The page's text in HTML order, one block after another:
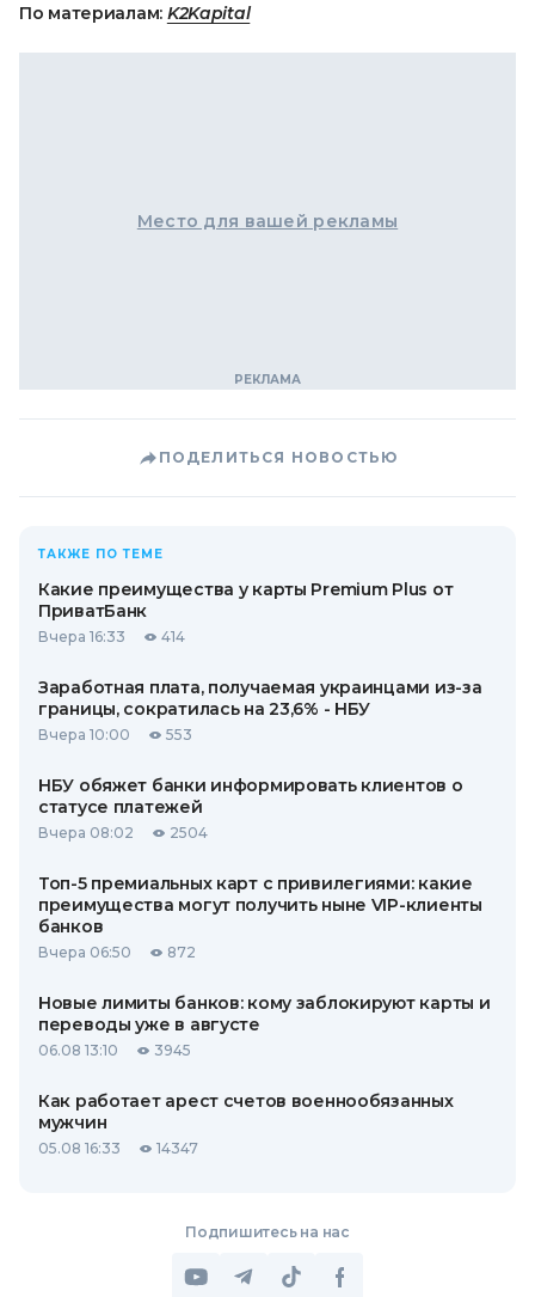
По материалам: K2Kapital
Место для вашей рекламы
ПОДЕЛИТЬСЯ НОВОСТЬЮ
ТАКЖЕ ПО ТЕМЕ
Какие преимущества у карты Premium Plus от
ПриватБанк
Вчера 16:33 414
Заработная плата, получаемая украинцами из-за
границы, сократилась на 23,6% - НБУ
Вчера 10:00 553
НБУ обяжет банки информировать клиентов о
статусе платежей
Вчера 08:02 2504
Топ-5 премиальных карт с привилегиями: какие
преимущества могут получить ныне VIP-клиенты
банков
Вчера 06:50 872
Новые лимиты банков: кому заблокируют карты и
переводы уже в августе
06.08 13:10 3945
Как работает арест счетов военнообязанных
мужчин
05.08 16:33 14347
Подпишитесь на нас